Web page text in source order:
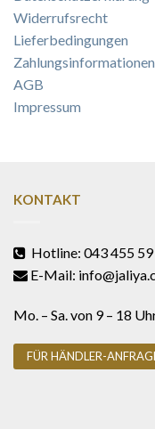
Widerrufsrecht
Lieferbedingungen
Zahlungsinformationen
AGB
Impressum
KONTAKT
Hotline: 043 455
E-Mail:
Mo. – Sa. von 9 – 18
FÜR HÄNDLER-